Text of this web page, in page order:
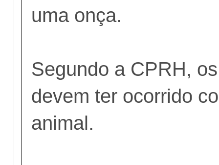
uma onça.
Segundo a CPRH,
devem ter ocorrido
animal.